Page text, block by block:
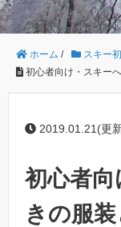
ホーム / スキー
初心者向け・スキー
2019.01.21(更
初心者
きの服